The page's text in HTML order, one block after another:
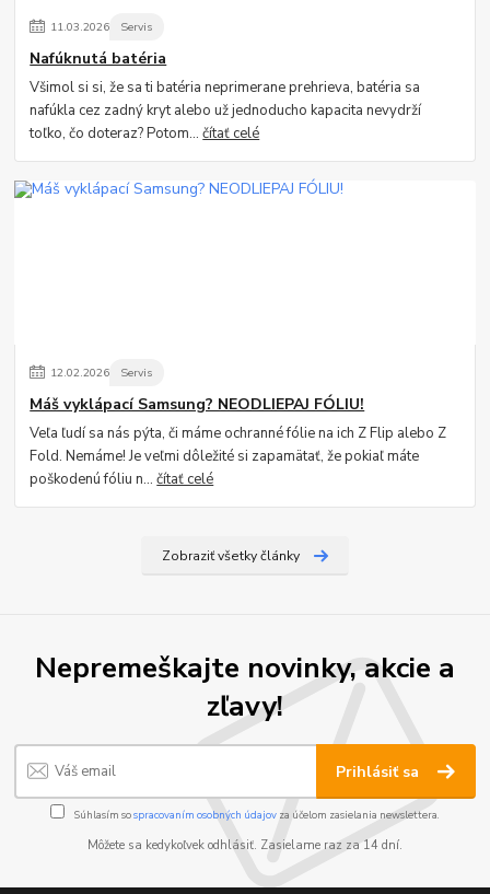
11.03.2026 Servis
Nafúknutá batéria
Všimol si si, že sa ti batéria neprimerane prehrieva, batéria sa
nafúkla cez zadný kryt alebo už jednoducho kapacita nevydrží
toľko, čo doteraz? Potom...čítať celé
12.02.2026 Servis
Máš vyklápací Samsung? NEODLIEPAJ FÓLIU!
Veľa ľudí sa nás pýta, či máme ochranné fólie na ich Z Flip alebo Z
Fold. Nemáme! Je veľmi dôležité si zapamätať, že pokiaľ máte
poškodenú fóliu n...čítať celé
Zobraziť všetky články
Nepremeškajte novinky, akcie a
zľavy!
Prihlásiť sa
Súhlasím sospracovaním osobných údajov za účelom zasielania newslettera.
Môžete sa kedykoľvek odhlásiť. Zasielame raz za 14 dní.